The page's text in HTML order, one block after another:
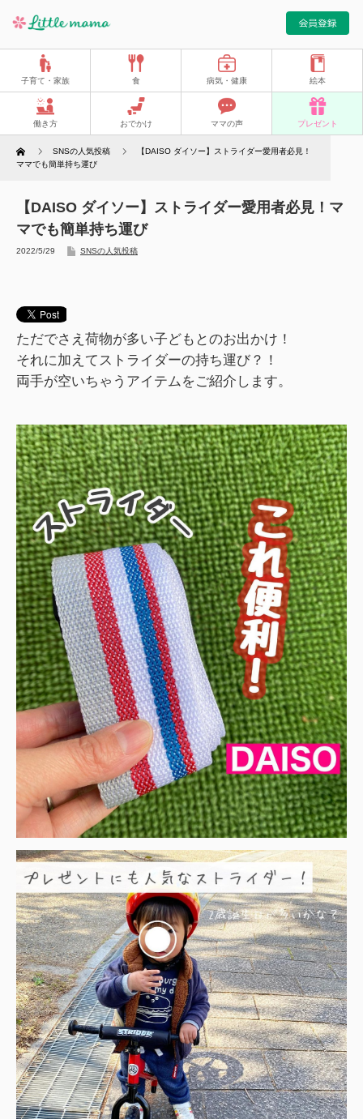
子育て・家族 食 病気・健康 絵本
働き方 おでかけ ママの声 プレゼント
Home SNSの人気投稿
【DAISO ダイソー】ストライダー愛用者必見！
ママでも簡単持ち運び
【DAISO ダイソー】ストライダー愛用者必見！マ
マでも簡単持ち運び
2022/5/29 SNSの人気投稿
ただでさえ荷物が多い子どもとのお出かけ！
それに加えてストライダーの持ち運び？！
両手が空いちゃうアイテムをご紹介します。